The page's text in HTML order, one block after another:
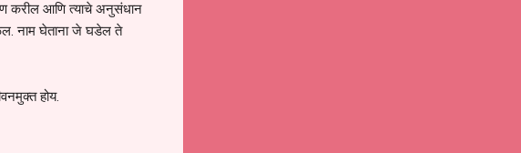
करील आणि त्याचे अनुसंधान
नाम घेताना जे घडेल ते
होय.